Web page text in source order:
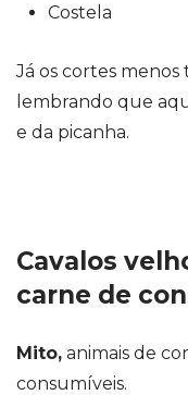
Costela
Já os cortes
lembrando que
e da picanha.
Cavalos
carne de
Mito, animais de
consumíveis.